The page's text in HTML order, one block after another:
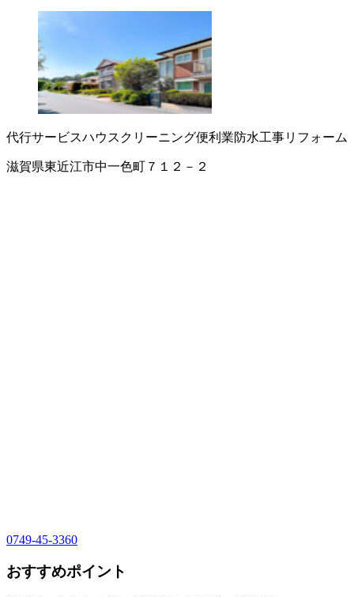
代行サービスハウスクリーニング便利業防水工事リフォーム
滋賀県東近江市中一色町７１２－２
0749-45-3360
おすすめポイント